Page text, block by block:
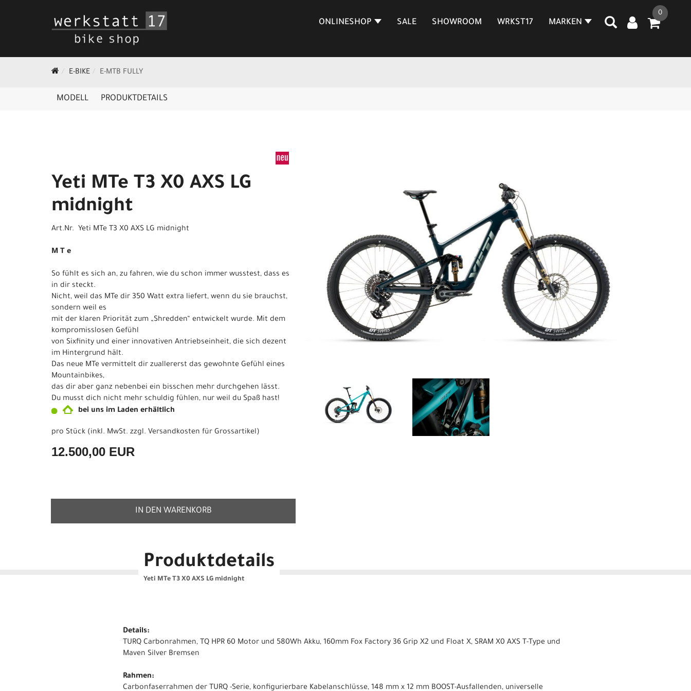
0
ONLINESHOP SALE SHOWROOM WRKST17 MARKEN
E-BIKE E-MTB FULLY
MODELL PRODUKTDETAILS
Yeti MTe T3 X0 AXS LG
midnight
Art.Nr. Yeti MTe T3 X0 AXS LG midnight
M T e
So fühlt es sich an, zu fahren, wie du schon immer wusstest, dass es
in dir steckt.
Nicht, weil das MTe dir 350 Watt extra liefert, wenn du sie brauchst,
sondern weil es
mit der klaren Priorität zum „Shredden“ entwickelt wurde. Mit dem
kompromisslosen Gefühl
von Sixfinity und einer innovativen Antriebseinheit, die sich dezent
im Hintergrund hält.
Das neue MTe vermittelt dir zuallererst das gewohnte Gefühl eines
Mountainbikes,
das dir aber ganz nebenbei ein bisschen mehr durchgehen lässt.
Du musst dich nicht mehr schuldig fühlen, nur weil du Spaß hast!
bei uns im Laden erhältlich
pro Stück (inkl. MwSt. zzgl. Versandkosten für Grossartikel)
12.500,00 EUR
IN DEN WARENKORB
Produktdetails
Yeti MTe T3 X0 AXS LG midnight
Details:
TURQ Carbonrahmen, TQ HPR 60 Motor und 580Wh Akku, 160mm Fox Factory 36 Grip X2 und Float X, SRAM X0 AXS T-Type und
Maven Silver Bremsen
Rahmen:
Carbonfaserrahmen der TURQ -Serie, konfigurierbare Kabelanschlüsse, 148 mm x 12 mm BOOST-Ausfallenden, universelle